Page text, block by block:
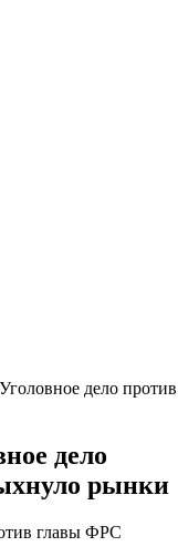
дело против
дело
рынки